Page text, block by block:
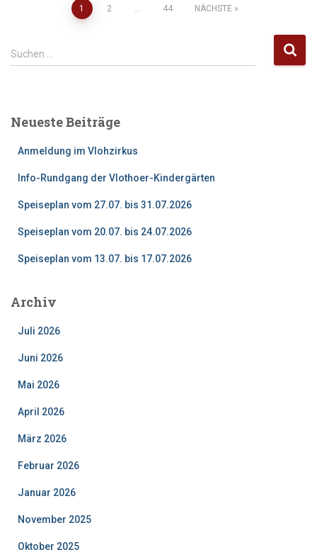
Seitennummerierung
der
1 2 44 NÄCHSTE
S
u
n
Suchen …
Neueste Beiträge
Anmeldung im Vlohzirkus
Info-Rundgang der Vlothoer-Kindergärten
Speiseplan vom 27.07. bis 31.07.2026
Speiseplan vom 20.07. bis 24.07.2026
Speiseplan vom 13.07. bis 17.07.2026
Archiv
Juli 2026
Juni 2026
Mai 2026
April 2026
März 2026
Februar 2026
Januar 2026
November 2025
Oktober 2025